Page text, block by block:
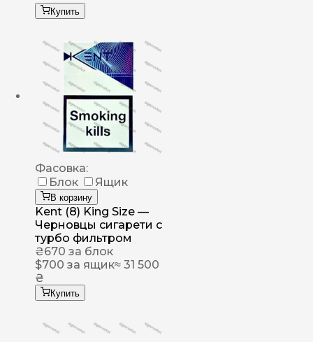
Купить
Фасовка:
Блок
Ящик
В корзину
Kent (8) King Size —
Черновцы сигарети с
турбо фильтром
₴670 за блок
$700 за ящик≈ 31 500
₴
Купить